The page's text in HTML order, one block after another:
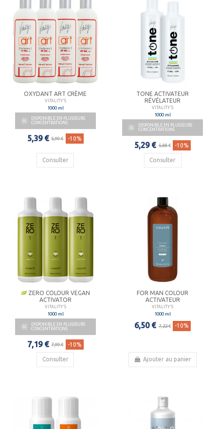
OXYDANT ART CRÈME
VITALITY'S
1000 ml

DISPONIBLE EN PLUSIEURS
CONCENTRATIONS
5,39 € 5,99 € -10%
Consulter
TONE ACTIVATEUR
RÉVÉLATEUR
VITALITY'S
1000 ml

DISPONIBLE EN PLUSIEURS
CONCENTRATIONS
5,29 € 5,88 € -10%
Consulter
ZERO COLOUR VEGAN
ACTIVATOR
VITALITY'S
1000 ml

DISPONIBLE EN PLUSIEURS
CONCENTRATIONS
7,19 € 7,99 € -10%
Consulter
FOR MAN COLOUR
ACTIVATEUR
VITALITY'S
1000 ml
6,50 € 7,22 € -10%
Ajouter au panier